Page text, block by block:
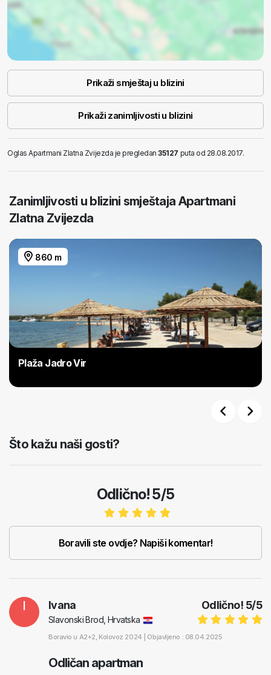
Prikaži smještaj u blizini
Prikaži zanimljivosti u blizini
Oglas Apartmani Zlatna Zvijezda je pregledan35127 puta od 28.08.2017.
Zanimljivosti u blizini smještaja Apartmani
Zlatna Zvijezda
860 m
Plaža Jadro Vir
Što kažu naši gosti?
Odlično! 5/5
Boravili ste ovdje? Napiši komentar!
I Odlično! 5/5
Ivana
Slavonski Brod, Hrvatska
Boravio u A2+2, Kolovoz 2024 | Objavljeno : 08.04.2025
Odličan apartman